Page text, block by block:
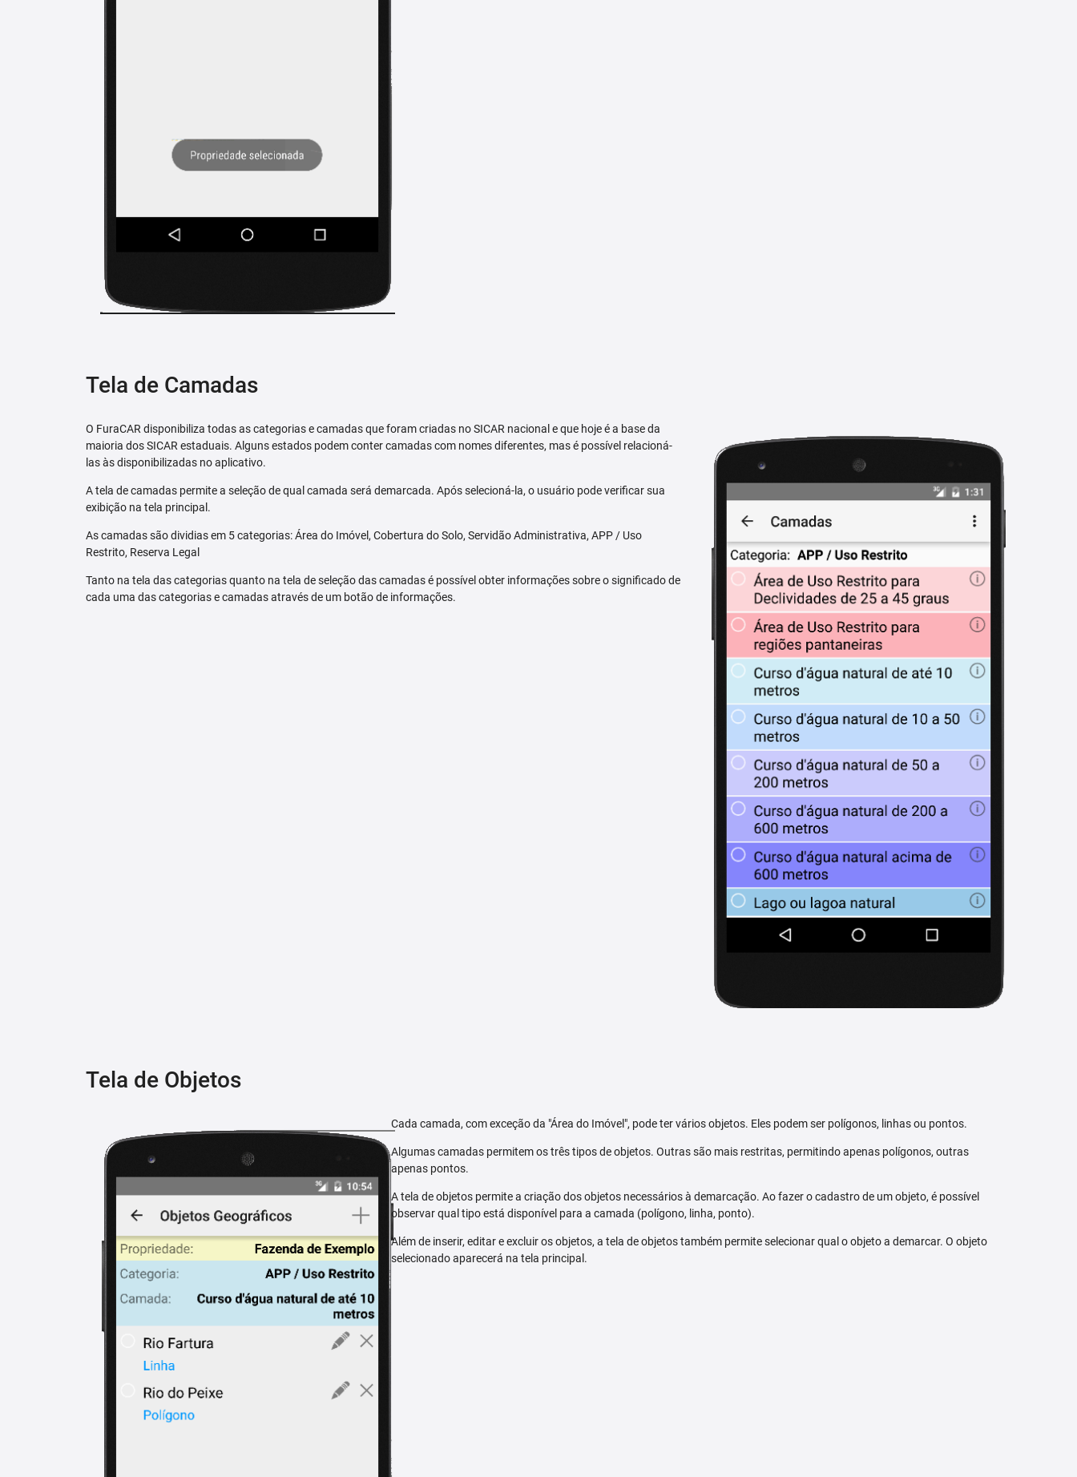
Tela de Camadas
O FuraCAR disponibiliza todas as categorias e camadas que foram criadas no SICAR nacional e que hoje é a base da
maioria dos SICAR estaduais. Alguns estados podem conter camadas com nomes diferentes, mas é possível relacioná-
las às disponibilizadas no aplicativo.
A tela de camadas permite a seleção de qual camada será demarcada. Após selecioná-la, o usuário pode verificar sua
exibição na tela principal.
As camadas são dividias em 5 categorias: Área do Imóvel, Cobertura do Solo, Servidão Administrativa, APP / Uso
Restrito, Reserva Legal
Tanto na tela das categorias quanto na tela de seleção das camadas é possível obter informações sobre o significado de
cada uma das categorias e camadas através de um botão de informações.
Tela de Objetos
Cada camada, com exceção da "Área do Imóvel", pode ter vários objetos. Eles podem ser polígonos, linhas ou pontos.
Algumas camadas permitem os três tipos de objetos. Outras são mais restritas, permitindo apenas polígonos, outras
apenas pontos.
A tela de objetos permite a criação dos objetos necessários à demarcação. Ao fazer o cadastro de um objeto, é possível
observar qual tipo está disponível para a camada (polígono, linha, ponto).
Além de inserir, editar e excluir os objetos, a tela de objetos também permite selecionar qual o objeto a demarcar. O objeto
selecionado aparecerá na tela principal.